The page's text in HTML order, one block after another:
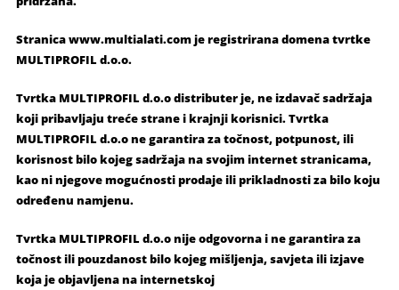
Stranica www.multialati.com je registrirana domena tvrtke
MULTIPROFIL d.o.o.
Tvrtka MULTIPROFIL d.o.o distributer je, ne izdavač sadržaja
koji pribavljaju treće strane i krajnji korisnici. Tvrtka
MULTIPROFIL d.o.o ne garantira za točnost, potpunost, ili
korisnost bilo kojeg sadržaja na svojim internet stranicama,
kao ni njegove mogućnosti prodaje ili prikladnosti za bilo koju
određenu namjenu.
Tvrtka MULTIPROFIL d.o.o nije odgovorna i ne garantira za
točnost ili pouzdanost bilo kojeg mišljenja, savjeta ili izjave
koja je objavljena na internetskoj